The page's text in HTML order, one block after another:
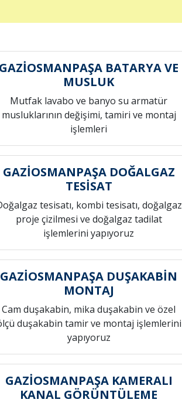
BATARYA VE
MUSLUK
Mutfak lavabo ve banyo su armatür
musluklarının değişimi, tamiri ve montaj
işlemleri
GAZİOSMANPAŞA DOĞALGAZ
TESİSAT
tesisatı, kombi tesisatı, doğalgaz
proje çizilmesi ve doğalgaz tadilat
işlemlerini yapıyoruz
GAZİOSMANPAŞA DUŞAKABİN
MONTAJ
Cam duşakabin, mika duşakabin ve özel
duşakabin tamir ve montaj işlemlerini
yapıyoruz
GAZİOSMANPAŞA KAMERALI
KANAL GÖRÜNTÜLEME